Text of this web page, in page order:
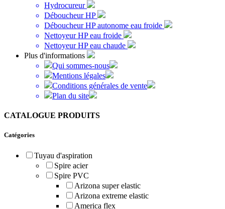
Hydrocureur
Déboucheur HP
Déboucheur HP autonome eau froide
Nettoyeur HP eau froide
Nettoyeur HP eau chaude
Plus d'informations
Qui sommes-nous
Mentions légales
Conditions générales de vente
Plan du site
CATALOGUE PRODUITS
Catégories
Tuyau d'aspiration
Spire acier
Spire PVC
Arizona super elastic
Arizona extreme elastic
America flex